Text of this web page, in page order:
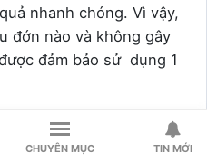
nhanh chóng. Vì vậy,
đớn nào và không gây
đảm bảo sử dụng 1
còn có các dịch vụ xỏ
khuyên mũi, khuyên
CHUYÊN MỤC TIN MỚI